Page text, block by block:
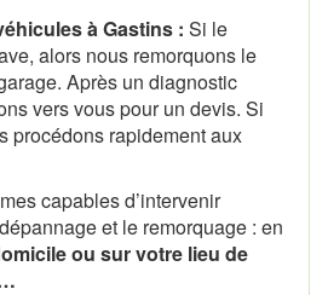
à Gastins : Si le
alors nous remorquons le
Après un diagnostic
vers vous pour un devis. Si
procédons rapidement aux
capables d’intervenir
et le remorquage : en
ou sur votre lieu de